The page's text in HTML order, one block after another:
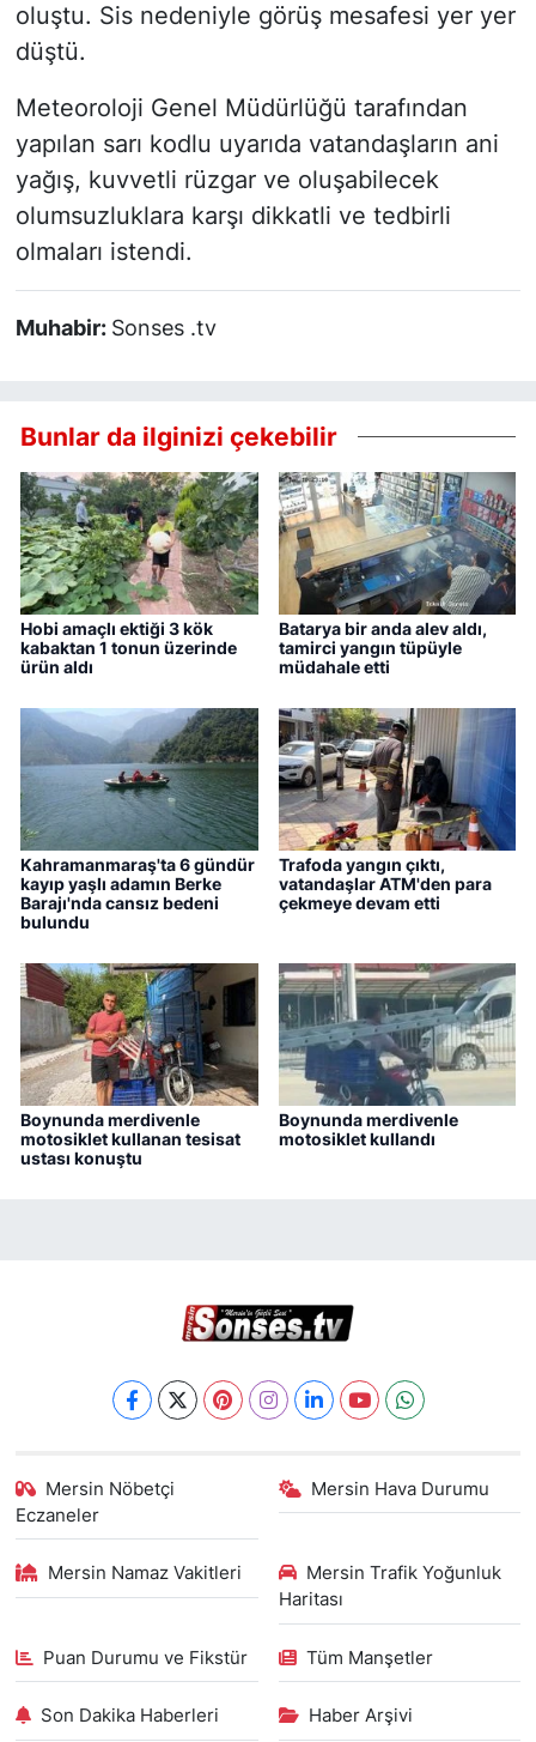
oluştu. Sis nedeniyle görüş mesafesi yer yer
düştü.
Meteoroloji Genel Müdürlüğü tarafından
yapılan sarı kodlu uyarıda vatandaşların ani
yağış, kuvvetli rüzgar ve oluşabilecek
olumsuzluklara karşı dikkatli ve tedbirli
olmaları istendi.
Muhabir: Sonses .tv
Bunlar da ilginizi çekebilir
Hobi amaçlı ektiği 3 kök
kabaktan 1 tonun üzerinde
ürün aldı
Batarya bir anda alev aldı,
tamirci yangın tüpüyle
müdahale etti
Kahramanmaraş'ta 6 gündür
kayıp yaşlı adamın Berke
Barajı'nda cansız bedeni
bulundu
Trafoda yangın çıktı,
vatandaşlar ATM'den para
çekmeye devam etti
Boynunda merdivenle
motosiklet kullanan tesisat
ustası konuştu
Boynunda merdivenle
motosiklet kullandı
Mersin Nöbetçi
Eczaneler
Mersin Hava Durumu
Mersin Namaz Vakitleri
Mersin Trafik Yoğunluk
Haritası
Puan Durumu ve Fikstür Tüm Manşetler
Son Dakika Haberleri Haber Arşivi